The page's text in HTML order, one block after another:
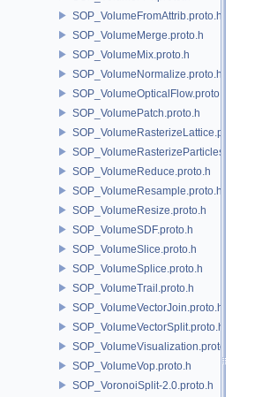
SOP_VolumeFromAttrib.proto.h
SOP_VolumeMerge.proto.h
SOP_VolumeMix.proto.h
SOP_VolumeNormalize.proto.h
SOP_VolumeOpticalFlow.proto.h
SOP_VolumePatch.proto.h
SOP_VolumeRasterizeLattice.proto.h
SOP_VolumeRasterizeParticles.proto.h
SOP_VolumeReduce.proto.h
SOP_VolumeResample.proto.h
SOP_VolumeResize.proto.h
SOP_VolumeSDF.proto.h
SOP_VolumeSlice.proto.h
SOP_VolumeSplice.proto.h
SOP_VolumeTrail.proto.h
SOP_VolumeVectorJoin.proto.h
SOP_VolumeVectorSplit.proto.h
SOP_VolumeVisualization.proto.h
SOP_VolumeVop.proto.h
SOP_VoronoiSplit-2.0.proto.h